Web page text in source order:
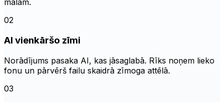
malām.
02
AI vienkāršo zīmi
Norādījums pasaka AI, kas jāsaglabā. Rīks noņem lieko
fonu un pārvērš failu skaidrā zīmoga attēlā.
03